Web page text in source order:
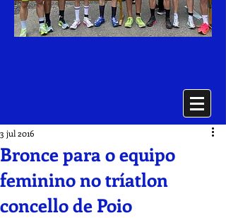
Bronce para o equipo
feminino no tríatlon
concello de Poio
3 jul 2016